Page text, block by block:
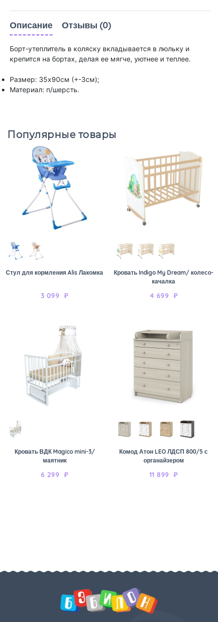
Описание Отзывы (0)
Борт-утеплитель в коляску вкладывается в люльку и
крепится на бортах, делая ее мягче, уютнее и теплее.
Размер: 35х90см (+-3см);
Материал: п/шерсть.
Популярные товары
Стул для кормления Alis Лакомка
3 099 ₽
Кровать Indigo My Dream/ колесо-
качалка
4 699 ₽
Кровать ВДК Magico mini-3/
маятник
6 299 ₽
Комод Атон LEO ЛДСП 800/5 с
органайзером
11 899 ₽